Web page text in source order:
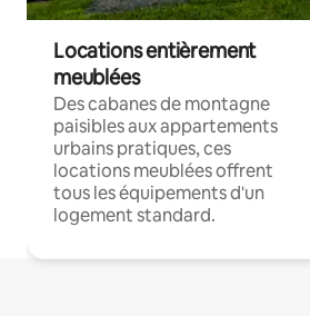
Locations entièrement
meublées
Des cabanes de montagne
paisibles aux appartements
urbains pratiques, ces
locations meublées offrent
tous les équipements d'un
logement standard.